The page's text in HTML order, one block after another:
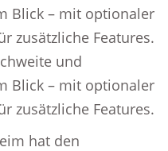
Blick – mit optionaler
zusätzliche Features.
und
Blick – mit optionaler
zusätzliche Features.
hat den